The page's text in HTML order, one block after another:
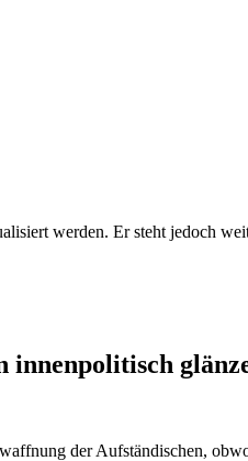
werden. Er steht jedoch
der Aufständischen,